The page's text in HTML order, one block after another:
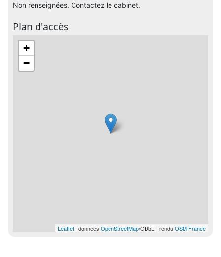
Non renseignées. Contactez le cabinet.
Plan d'accès
+
−
Leaflet | données OpenStreetMap/ODbL - renduOSM France